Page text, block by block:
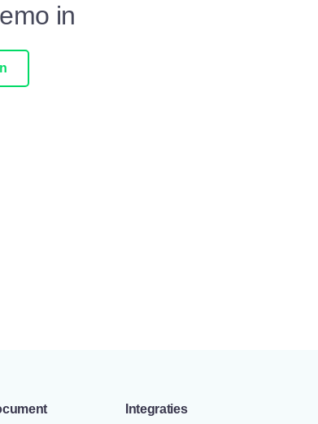
in
Integraties